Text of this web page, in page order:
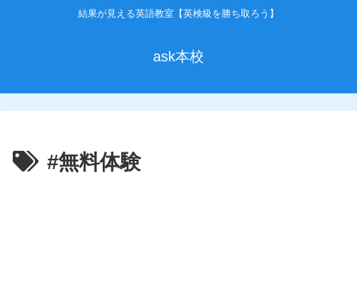
結果が見える英語教室【英検級を勝ち取ろう】
ask本校
#無料体験